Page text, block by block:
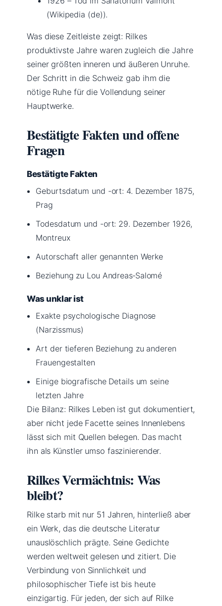
(Wikipedia (de)).
Was diese Zeitleiste zeigt: Rilkes
produktivste Jahre waren zugleich die Jahre
seiner größten inneren und äußeren Unruhe.
Der Schritt in die Schweiz gab ihm die
nötige Ruhe für die Vollendung seiner
Hauptwerke.
Bestätigte Fakten und offene
Fragen
Bestätigte Fakten
Geburtsdatum und -ort: 4. Dezember 1875,
Prag
Todesdatum und -ort: 29. Dezember 1926,
Montreux
Autorschaft aller genannten Werke
Beziehung zu Lou Andreas‑Salomé
Was unklar ist
Exakte psychologische Diagnose
(Narzissmus)
Art der tieferen Beziehung zu anderen
Frauengestalten
Einige biografische Details um seine
letzten Jahre
Die Bilanz: Rilkes Leben ist gut dokumentiert,
aber nicht jede Facette seines Innenlebens
lässt sich mit Quellen belegen. Das macht
ihn als Künstler umso faszinierender.
Rilkes Vermächtnis: Was
bleibt?
Rilke starb mit nur 51 Jahren, hinterließ aber
ein Werk, das die deutsche Literatur
unauslöschlich prägte. Seine Gedichte
werden weltweit gelesen und zitiert. Die
Verbindung von Sinnlichkeit und
philosophischer Tiefe ist bis heute
einzigartig. Für jeden, der sich auf Rilke